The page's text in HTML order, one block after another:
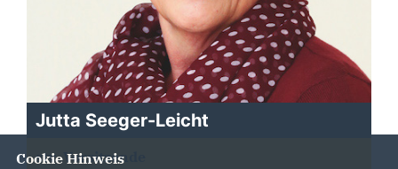
Jutta Seeger-Leicht
stv. Vorsitzende
Cookie Hinweis